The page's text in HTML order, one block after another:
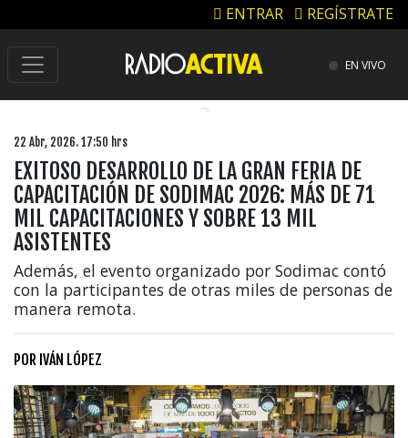
ENTRAR REGÍSTRATE
EN VIVO
22 Abr, 2026. 17:50 hrs
EXITOSO DESARROLLO DE LA GRAN FERIA DE
CAPACITACIÓN DE SODIMAC 2026: MÁS DE 71
MIL CAPACITACIONES Y SOBRE 13 MIL
ASISTENTES
Además, el evento organizado por Sodimac contó
con la participantes de otras miles de personas de
manera remota.
POR IVÁN LÓPEZ